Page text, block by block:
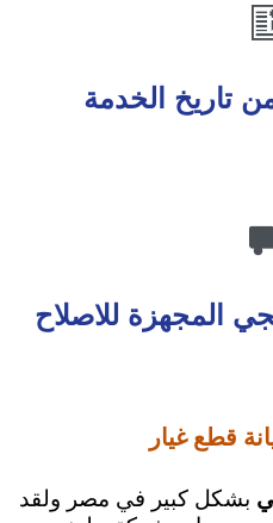
المجهزة للاصلاح
قطع غيار
بشكل كبير في مصر ولقد